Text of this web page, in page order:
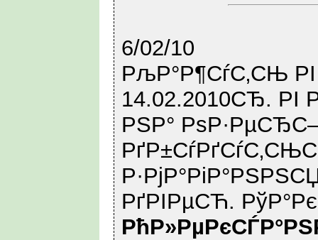
6/02/10
РљР°Р¶СѓС‚СЊ
14.02.2010СЂ.
РЅР°
РґРІРµСЋ.